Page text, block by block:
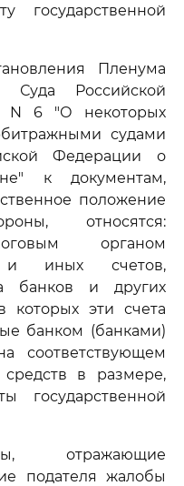
государственной
Пленума
Суда Российской
N 6 "О некоторых
судами
Федерации о
к документам,
положение
относятся:
органом
и иных счетов,
банков и других
которых эти счета
банком (банками)
соответствующем
в размере,
государственной
отражающие
подателя жалобы